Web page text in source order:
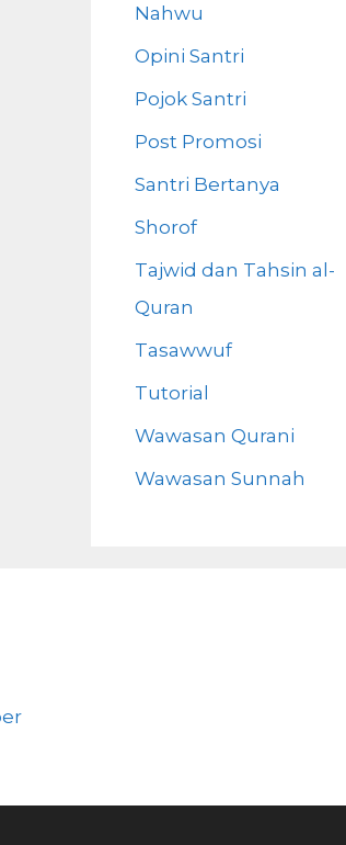
Nahwu
Opini Santri
Pojok Santri
Post Promosi
Santri Bertanya
Shorof
Tajwid dan Tahsin al-
Quran
Tasawwuf
Tutorial
Wawasan Qurani
Wawasan Sunnah